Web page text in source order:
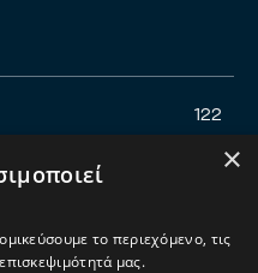
122
×
το περιεχόμενο, τις
μας.